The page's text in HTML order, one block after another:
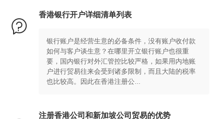

香港银行开户详细清单列表
银行账户是经营生意的必备条件，没有账户收付款
如何与客户谈生意？在哪里开立银行账户也很重
要，国内银行对外汇管控比较严格，如果用内地账
户进行贸易往来会受到诸多限制，而且大陆的税率
也比较高。因此在香港注册公...
注册香港公司和新加坡公司贸易的优势